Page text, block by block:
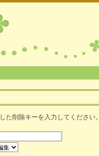
た削除キーを入力してください。